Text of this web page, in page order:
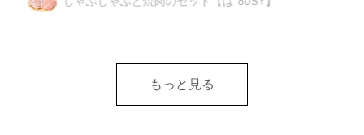
【は-45JF】
もっと見る